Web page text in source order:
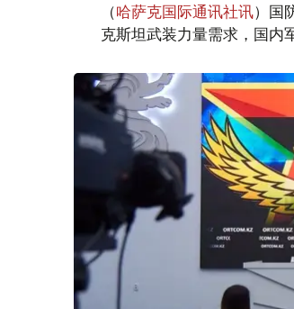
（哈萨克国际通讯社讯）国
克斯坦武装力量需求，国内